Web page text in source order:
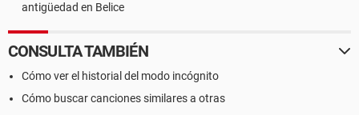
antigüedad en Belice
CONSULTA TAMBIÉN
Cómo ver el historial del modo incógnito
Cómo buscar canciones similares a otras